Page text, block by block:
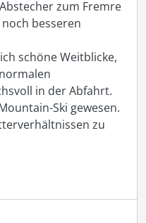
zum Fremre
besseren
schöne Weitblicke,
in der Abfahrt.
Ski gewesen.
zu